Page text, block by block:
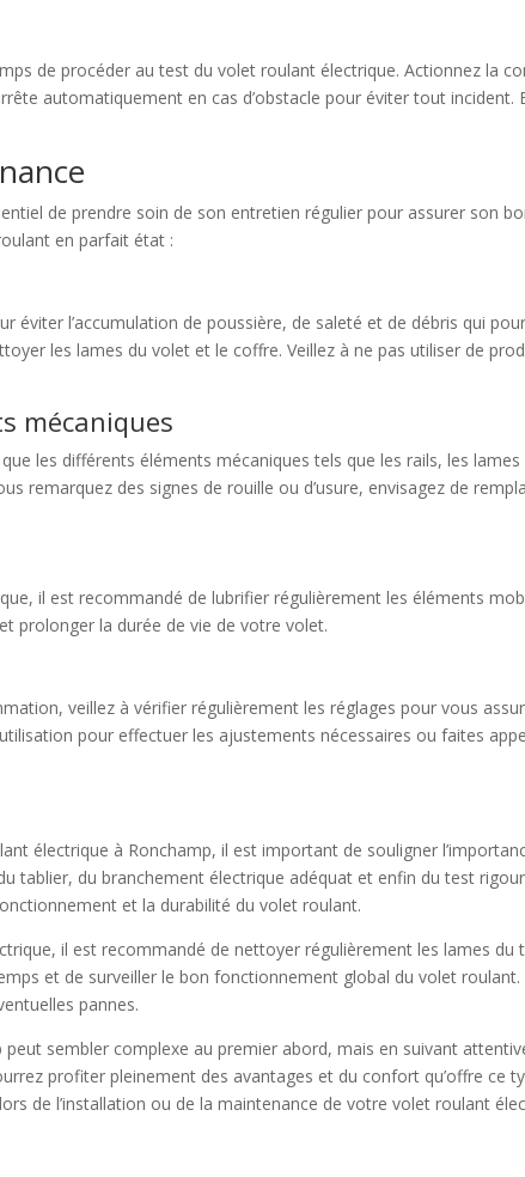
de procéder au test du volet roulant électrique. Actionnez la
automatiquement en cas d’obstacle pour éviter tout incident.
de prendre soin de son entretien régulier pour assurer son
en parfait état :
l’accumulation de poussière, de saleté et de débris qui
les lames du volet et le coffre. Veillez à ne pas utiliser de
mécaniques
les différents éléments mécaniques tels que les rails, les
remarquez des signes de rouille ou d’usure, envisagez de
il est recommandé de lubrifier régulièrement les éléments
prolonger la durée de vie de votre volet.
veillez à vérifier régulièrement les réglages pour vous
pour effectuer les ajustements nécessaires ou faites
électrique à Ronchamp, il est important de souligner
tablier, du branchement électrique adéquat et enfin du test
et la durabilité du volet roulant.
il est recommandé de nettoyer régulièrement les lames du
et de surveiller le bon fonctionnement global du volet roulant.
pannes.
peut sembler complexe au premier abord, mais en suivant
profiter pleinement des avantages et du confort qu’offre ce
de l’installation ou de la maintenance de votre volet roulant